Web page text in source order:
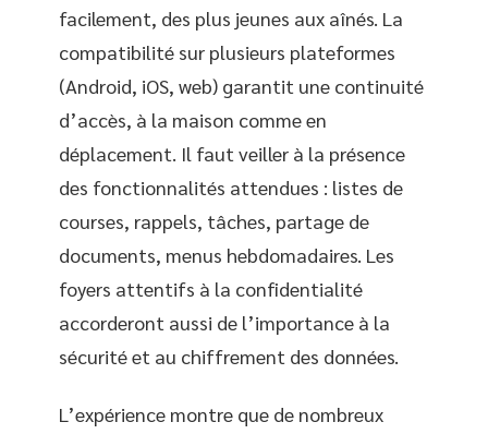
facilement, des plus jeunes aux aînés. La
compatibilité sur plusieurs plateformes
(Android, iOS, web) garantit une continuité
d’accès, à la maison comme en
déplacement. Il faut veiller à la présence
des fonctionnalités attendues : listes de
courses, rappels, tâches, partage de
documents, menus hebdomadaires. Les
foyers attentifs à la confidentialité
accorderont aussi de l’importance à la
sécurité et au chiffrement des données.
L’expérience montre que de nombreux